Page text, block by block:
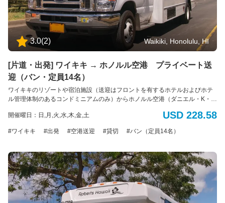
3.0(2) Waikiki, Honolulu, HI
[片道・出発] ワイキキ → ホノルル空港 プライベート送
迎（バン・定員14名）
ワイキキのリゾートや宿泊施設（送迎はフロントを有するホテルおよびホテ
ル管理体制のあるコンドミニアムのみ）からホノルル空港（ダニエル・K・イ
定員： 最大14名様（標準サイズの荷物14個まで） *追加のバッグ、大型の
リカの障害者法に基づく配慮）：車椅子のアシスタントが利用可能です。障
さい。ご利用可能な車両に限りがあるため、ADA対応の車両の予約はサービ
ス提供日時の最低7日前までに行う必要があります。障害のある旅行者のニー
ズに対応するため努めてまいります。 電動車椅子やスクーターの場合：車椅
子とお客様の合計重量は500ポンド(226kg)を超えてはいけません。利用可能
なプラットフォームの寸法は48インチ(121cm)×30インチ(76cm)です。ま
た、ドライバーが荷室に運ぶことのできる最大重量は50ポンド(22kg)です。
開催曜日：日,月,火,水,木,金,土 USD 228.58
ワイキキ 出発 空港送迎 貸切 バン（定員14名）